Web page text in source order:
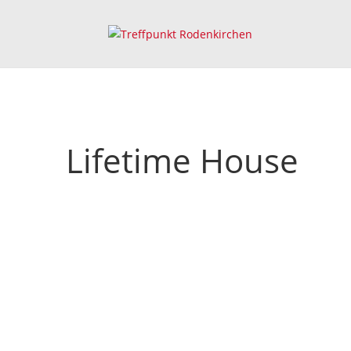
Lifetime House